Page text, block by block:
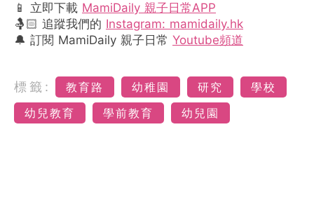
📱 立即下載 MamiDaily 親子日常APP
🤱🏻 追蹤我們的 Instagram: mamidaily.hk
🔔 訂閱 MamiDaily 親子日常 Youtube頻道
標籤: 教育路 幼稚園 研究
學校
幼兒教育
學前教育 幼兒園